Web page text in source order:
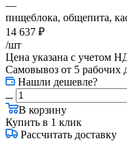
—
пищеблока, общепита,
14 637 ₽
/шт
Цена указана с учетом
Самовывоз от 5 рабочих
Нашли дешевле?
В корзину
Купить в 1 клик
Рассчитать доставку